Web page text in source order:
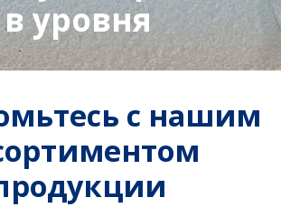
в уровня
с нашим